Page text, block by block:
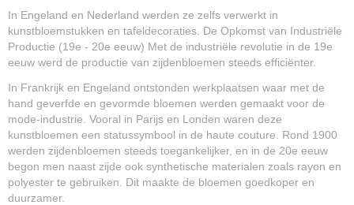
In Engeland en Nederland werden ze zelfs verwerkt in
kunstbloemstukken en tafeldecoraties. De Opkomst van Industriële
Productie (19e - 20e eeuw) Met de industriële revolutie in de 19e
eeuw werd de productie van zijdenbloemen steeds efficiënter.
In Frankrijk en Engeland ontstonden werkplaatsen waar met de
hand geverfde en gevormde bloemen werden gemaakt voor de
mode-industrie. Vooral in Parijs en Londen waren deze
kunstbloemen een statussymbool in de haute couture. Rond 1900
werden zijdenbloemen steeds toegankelijker, en in de 20e eeuw
begon men naast zijde ook synthetische materialen zoals rayon en
polyester te gebruiken. Dit maakte de bloemen goedkoper en
duurzamer.